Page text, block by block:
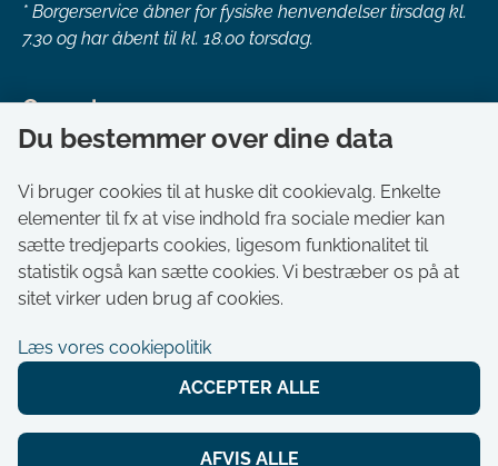
* Borgerservice åbner for fysiske henvendelser tirsdag kl.
7.30 og har åbent til kl. 18.00 torsdag.
Genveje
Aktuelt
Akut hjælp
Bestil tid i Borgerservice
Ledige stillinger
Tilgængelighedserklæring
Du bestemmer over dine data
Vi bruger cookies til at huske dit cookievalg. Enkelte
elementer til fx at vise indhold fra sociale medier kan
sætte tredjeparts cookies, ligesom funktionalitet til
statistik også kan sætte cookies. Vi bestræber os på at
sitet virker uden brug af cookies.
Læs vores cookiepolitik
ACCEPTER ALLE
AFVIS ALLE